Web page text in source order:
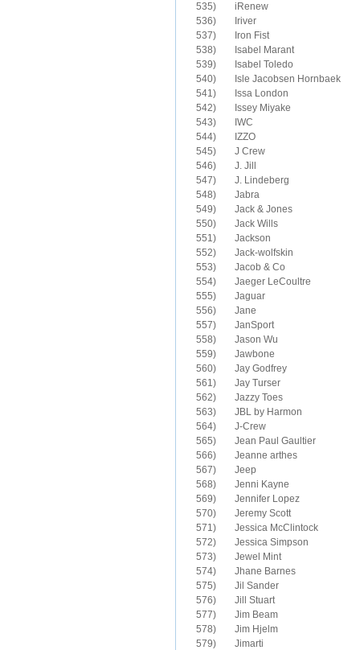
535)	iRenew
536)	Iriver
537)	Iron Fist
538)	Isabel Marant
539)	Isabel Toledo
540)	Isle Jacobsen Hornbaek
541)	Issa London
542)	Issey Miyake
543)	IWC
545)	J Crew
546)	J. Jill
547)	J. Lindeberg
548)	Jabra
549)	Jack & Jones
550)	Jack Wills
551)	Jackson
552)	Jack-wolfskin
553)	Jacob & Co
554)	Jaeger LeCoultre
555)	Jaguar
556)	Jane
557)	JanSport
558)	Jason Wu
559)	Jawbone
560)	Jay Godfrey
561)	Jay Turser
562)	Jazzy Toes
563)	JBL by Harmon
564)	J-Crew
565)	Jean Paul Gaultier
566)	Jeanne arthes
567)	Jeep
568)	Jenni Kayne
569)	Jennifer Lopez
570)	Jeremy Scott
571)	Jessica McClintock
572)	Jessica Simpson
573)	Jewel Mint
574)	Jhane Barnes
575)	Jil Sander
576)	Jill Stuart
577)	Jim Beam
578)	Jim Hjelm
579)	Jimarti